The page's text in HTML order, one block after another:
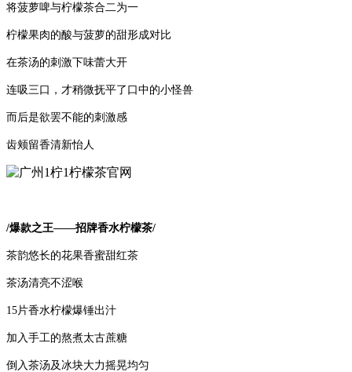
将菠萝啤与柠檬茶合二为一
柠檬果肉的酸与菠萝的甜形成对比
在茶汤的刺激下味蕾大开
连吸三口，才稍微抚平了口中的小怪兽
而后是欲罢不能的刺激感
齿颊留香清新怡人
/爆款之王——招牌香水柠檬茶/
茶韵悠长的花果香蜜甜红茶
茶汤清亮不涩喉
15片香水柠檬爆锤出汁
加入手工的熬煮太古蔗糖
倒入茶汤及冰块大力摇晃均匀